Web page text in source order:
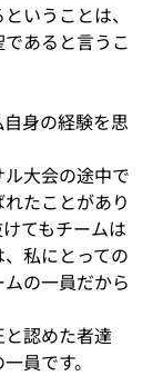
いうことは、
あると言うこ
身の経験を思
大会の途中で
たことがあり
てもチームは
私にとっての
の一員だから
認めた者達
員です。